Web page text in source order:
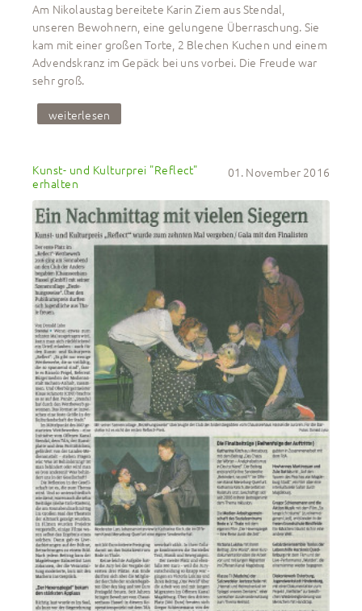
Am Nikolaustag bereitete Karin Ziem aus Stendal,
unseren Bewohnern, eine gelungene Überraschung. Sie
kam mit einer großen Torte, 2 Blechen Kuchen und einem
Advendskranz im Gepäck bei uns vorbei. Die Freude war
sehr groß.
weiterlesen
01. November 2016
Kunst- und Kulturprei "Reflect"
erhalten